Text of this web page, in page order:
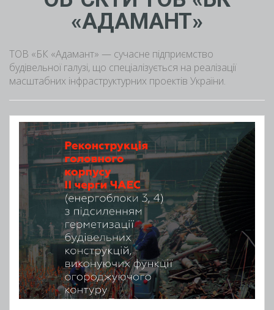
«АДАМАНТ»
ТОВ «БК «Адамант» — сучасне підприємство
будівельної галузі, що спеціалізується на реалізації
масштабних інфраструктурних проектів України.